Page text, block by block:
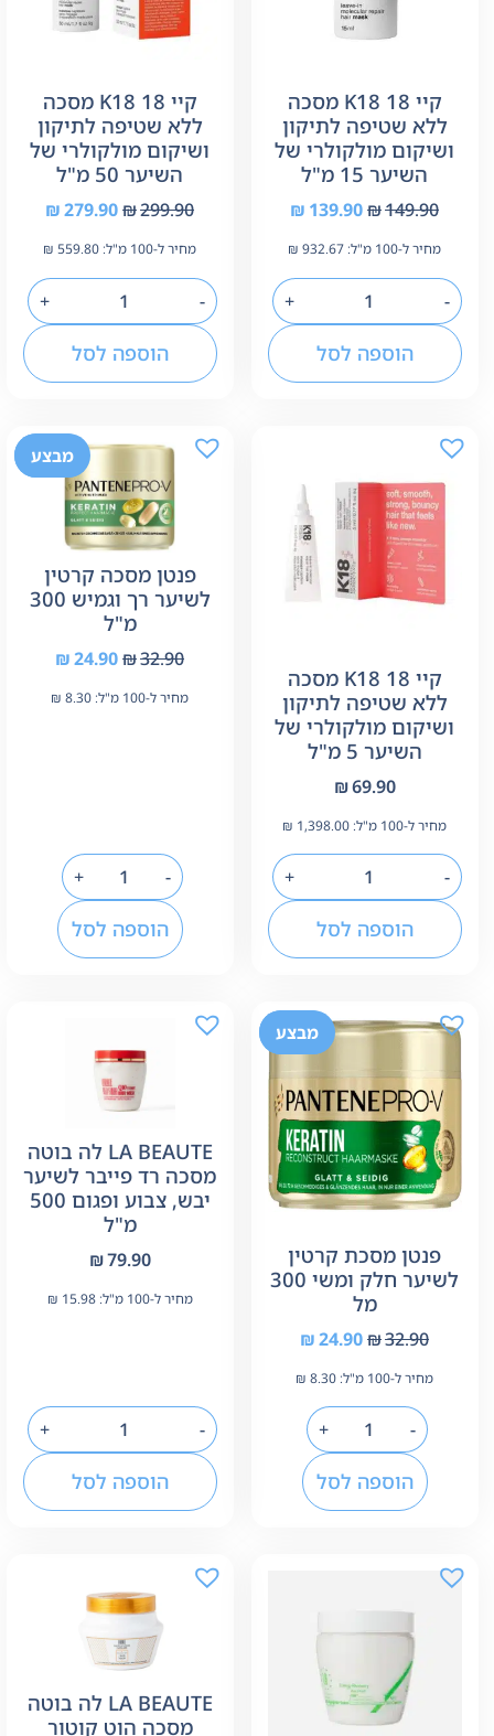
קיי 18 K18 מסכה
ללא שטיפה לתיקון
ושיקום מולקולרי של
השיער 15 מ"ל
₪149.90
₪ 139.90
מחיר ל-100 מ"ל: ₪ 932.67
-
+
הוספה לסל
קיי 18 K18 מסכה
ללא שטיפה לתיקון
ושיקום מולקולרי של
השיער 50 מ"ל
₪299.90
₪279.90
מחיר ל-100 מ"ל: ₪ 559.80
-
+
הוספה לסל
קיי 18 K18 מסכה
ללא שטיפה לתיקון
ושיקום מולקולרי של
השיער 5 מ"ל
₪69.90
מחיר ל-100 מ"ל: ₪ 1,398.00
-
+
הוספה לסל
-24%
מבצע
פנטן מסכה קרטין
לשיער רך וגמיש 300
מ"ל
₪32.90
₪24.90
מחיר ל-100 מ"ל: ₪ 8.30
-
+
הוספה לסל
-24%
מבצע
פנטן מסכת קרטין
לשיער חלק ומשי 300
מל
₪32.90
₪24.90
מחיר ל-100 מ"ל: ₪ 8.30
-
+
הוספה לסל
LA BEAUTE לה בוטה
מסכה רד פייבר לשיער
יבש, צבוע ופגום 500
מ"ל
₪79.90
מחיר ל-100 מ"ל: ₪ 15.98
-
+
הוספה לסל
LA BEAUTE לה בוטה
מסכה הוט קוטור